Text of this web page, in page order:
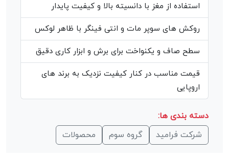
استفاده از مغز با دانسیته بالا و کیفیت پایدار
روکش های سوپر مات و انتی فینگر با ظاهر لوکس
سطح صاف و یکنواخت برای برش و ابزار کاری دقیق
قیمت مناسب در کنار کیفیت نزدیک به برند های
اروپایی
دسته بندی ها:
شرکت فرامید
گروه سوم محصولات